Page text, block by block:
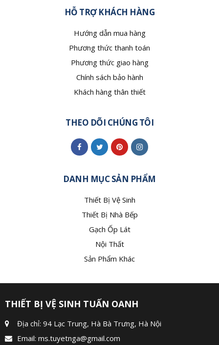
HỖ TRỢ KHÁCH HÀNG
Hướng dẫn mua hàng
Phương thức thanh toán
Phương thức giao hàng
Chính sách bảo hành
Khách hàng thân thiết
THEO DÕI CHÚNG TÔI
DANH MỤC SẢN PHẨM
Thiết Bị Vệ Sinh
Thiết Bị Nhà Bếp
Gạch Ốp Lát
Nội Thất
Sản Phẩm Khác
THIẾT BỊ VỆ SINH TUẤN OANH
Địa chỉ: 94 Lạc Trung, Hà Bà Trưng, Hà Nội
Email: ms.tuyetnga@gmail.com